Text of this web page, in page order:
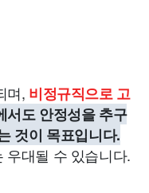
며, 비정규직으로 고
서도 안정성을 추구
것이 목표입니다.
우대될 수 있습니다.